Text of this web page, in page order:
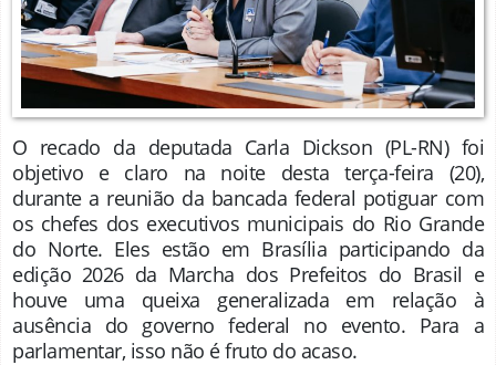
O recado da deputada Carla Dickson (PL-RN) foi
objetivo e claro na noite desta terça-feira (20),
durante a reunião da bancada federal potiguar com
os chefes dos executivos municipais do Rio Grande
do Norte. Eles estão em Brasília participando da
edição 2026 da Marcha dos Prefeitos do Brasil e
houve uma queixa generalizada em relação à
ausência do governo federal no evento. Para a
parlamentar, isso não é fruto do acaso.